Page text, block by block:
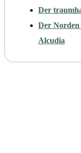
Der
Der
Alcudia